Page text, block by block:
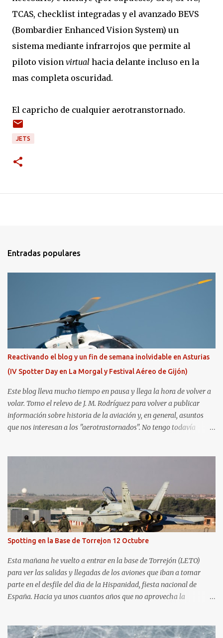
TCAS, checklist integradas y el avanzado BEVS
(Bombardier Enhanced Vision System) un
sistema mediante infrarrojos que permite al
piloto vision virtual hacia delante incluso en la
mas completa oscuridad.
El capricho de cualquier aerotranstornado.
JETS
Entradas populares
Reactivando el blog y un fin de semana inolvidable en Asturias
(IV Spotter Day en La Morgal y Festival Aéreo de Gijón)
Este blog lleva mucho tiempo en pausa y llega la hora de volver a
volar. Tomo el relevo de J. M. Rodríguez para volver a publicar
información sobre historia de la aviación y, en general, asuntos
que nos interesan a los "aerotrastornados". No tengo todavía
Aerospotters Principado a una genial sesión fotográfica en el
aeródromo de La Morgal (todavía no he tenido tiempo de
procesar esas imágenes). Al día siguiente, asistí al Festival Aéreo de
Gijón . He aquí algunas de las tomas que realicé este pasado
domingo.
Spotting en la Base de Torrejon 12 Octubre
Esta mañana he vuelto a entrar en la base de Torrejón (LETO)
para ver las salidas y llegadas de los aviones que iban a tomar
parte en el desfile del dia de la Hispanidad, fiesta nacional de
España. Hacia ya unos cuantos años que no aprovecha la
cercano en la senda de aterrizaje) pero... no es lo mismo :-) La cita